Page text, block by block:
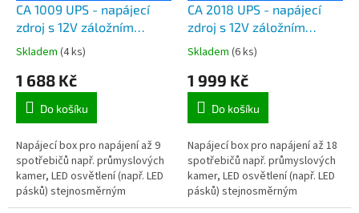
CA 1009 UPS - napájecí
zdroj s 12V záložním
zdrojem UPS, 9 výstupních
kanálů, max. zatížení 10A
v kovové skříni se zámkem
Skladem (4 ks)
1 688 Kč
Do košíku
Napájecí box pro napájení až 9
spotřebičů např. průmyslových
kamer, LED osvětlení (např. LED
pásků) stejnosměrným
stabilizovaným napětím 12V do
CA 2018 UPS - napájecí
zdroj s 12V záložním
zdrojem UPS, 18
výstupních kanálů 12V,
max. zatížení 20A v
kovové skříni se zámkem
Skladem (6 ks)
1 999 Kč
Do košíku
Napájecí box pro napájení až 18
spotřebičů např. průmyslových
kamer, LED osvětlení (např. LED
pásků) stejnosměrným
stabilizovaným napětím 12V do